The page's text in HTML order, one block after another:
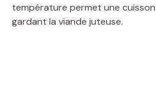
température permet une
gardant la viande juteuse.